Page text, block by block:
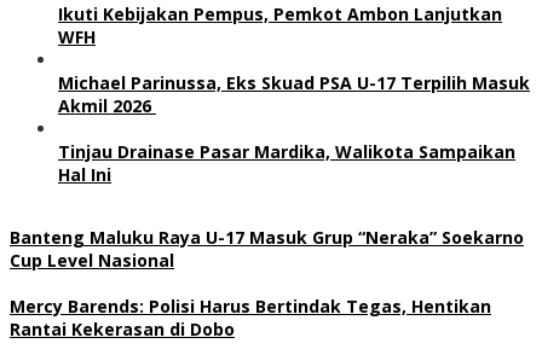
Ikuti Kebijakan Pempus, Pemkot Ambon Lanjutkan
WFH
Michael Parinussa, Eks Skuad PSA U-17 Terpilih Masuk
Akmil 2026
Tinjau Drainase Pasar Mardika, Walikota Sampaikan
Hal Ini
Banteng Maluku Raya U-17 Masuk Grup “Neraka” Soekarno
Cup Level Nasional
Mercy Barends: Polisi Harus Bertindak Tegas, Hentikan
Rantai Kekerasan di Dobo